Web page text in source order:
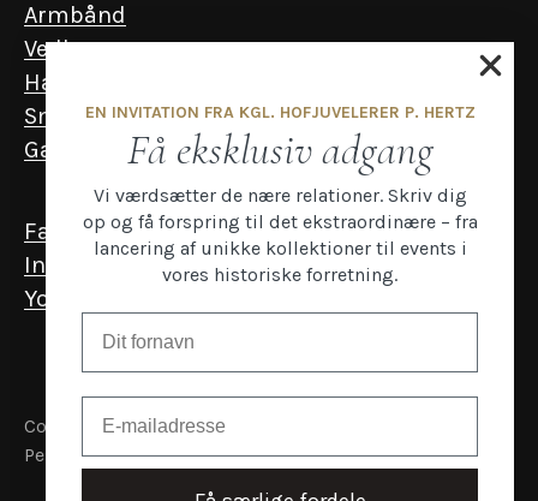
Armbånd
Vedhæng
Halskæder
Smykker til mænd
Gavekort
Facebook
Instagram
YouTube
Copyright P.Hertz
Persondata- og cookiepolitik
EN INVITATION FRA KGL. HOFJUVELERER P. HERTZ
Få eksklusiv adgang
Vi værdsætter de nære relationer. Skriv dig
op og få forspring til det ekstraordinære – fra
lancering af unikke kollektioner til events i
vores historiske forretning.